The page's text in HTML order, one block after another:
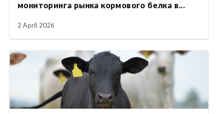
мониторинга рынка кормового белка в...
2 April 2026